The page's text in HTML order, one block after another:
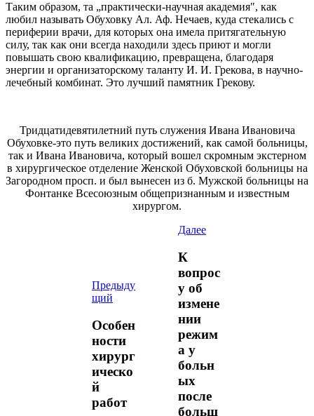
Таким образом, та „практически-научная академия", как
любил называть Обуховку Ал. Аф. Нечаев, куда стекались с
периферии врачи, для которых она имела притягательную
силу, так как они всегда находили здесь приют и могли
повышать свою квалификацию, превращена, благодаря
энергии и организаторскому таланту И. И. Грекова, в научно-
лечебный комбинат. Это лучший памятник Грекову.
Тридцатидевятилетний путь служения Ивана Ивановича
Обуховке-это путь великих достижений, как самой больницы,
так и Ивана Ивановича, который вошел скромным экстерном
в хирургическое отделение Женской Обуховской больницы на
Загородном просп. и был вынесен из б. Мужской больницы на
Фонтанке Всесоюзным общепризнанным и известным
хирургом.
Предыду
щий
Особен
ности
хирург
ическо
й
работ
Далее
К
вопрос
у об
измене
нии
режим
а у
больн
ых
после
больш